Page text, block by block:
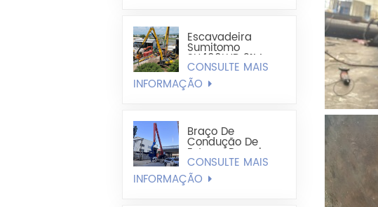
Escavadeira
Sumitomo
SH490LHD 21M
Extra Longa Para
Retenção E
Perfuração De
CONSULTE MAIS
INFORMAÇÃO
Braço De
Condução De
Estaca-Prancha
De Aço Em Forma
De U Melhorado
Zx520 19,8 M
CONSULTE MAIS
INFORMAÇÃO